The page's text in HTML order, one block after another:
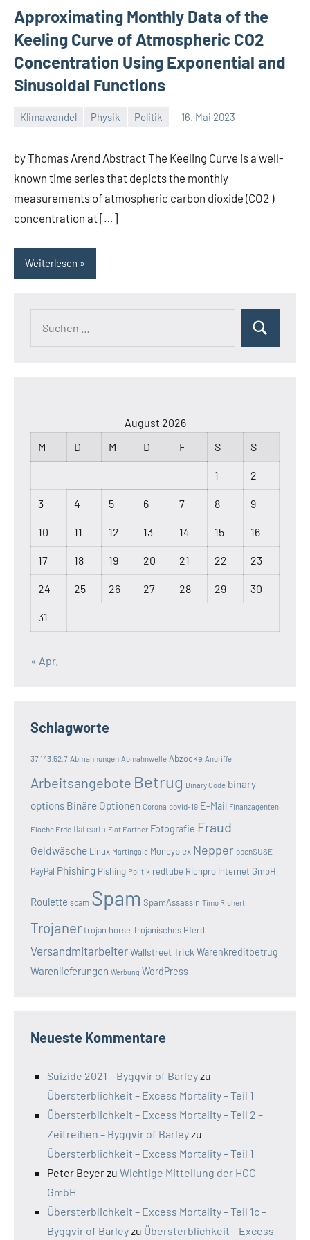
Approximating Monthly Data of the
Keeling Curve of Atmospheric CO2
Concentration Using Exponential and
Sinusoidal Functions
Klimawandel Physik Politik 16. Mai 2023
by Thomas Arend Abstract The Keeling Curve is a well-
known time series that depicts the monthly
measurements of atmospheric carbon dioxide (CO2 )
concentration at […]
Weiterlesen
Suchen
August 2026
M
D M D F S S
1 2
3 4 5 6 7 8 9
10 11 12 13 14 15 16
17 18 19 20 21 22 23
24 25 26 27 28 29 30
31
« Apr.
Schlagworte
37.143.52.7 Abmahnungen Abmahnwelle Abzocke Angriffe
Arbeitsangebote Betrug Binary Code binary
options Binäre Optionen Corona covid-19 E-Mail Finanzagenten
Flache Erde flat earth Flat Earther Fotografie Fraud
Geldwäsche Linux Martingale Moneyplex Nepper openSUSE
PayPal Phishing Pishing Politik redtube Richpro Internet GmbH
Roulette scam Spam SpamAssassin Timo Richert
Trojanertrojan horse Trojanisches Pferd
VersandmitarbeiterWallstreet Trick Warenkreditbetrug
Warenlieferungen Werbung WordPress
Neueste Kommentare
Suizide 2021 – Byggvir of Barleyzu
Übersterblichkeit – Excess Mortality – Teil 1
Übersterblichkeit – Excess Mortality – Teil 2 –
Zeitreihen – Byggvir of Barleyzu
Übersterblichkeit – Excess Mortality – Teil 1
Peter Beyerzu Wichtige Mitteilung der HCC
GmbH
Übersterblichkeit – Excess Mortality – Teil 1c –
Byggvir of Barleyzu Übersterblichkeit – Excess